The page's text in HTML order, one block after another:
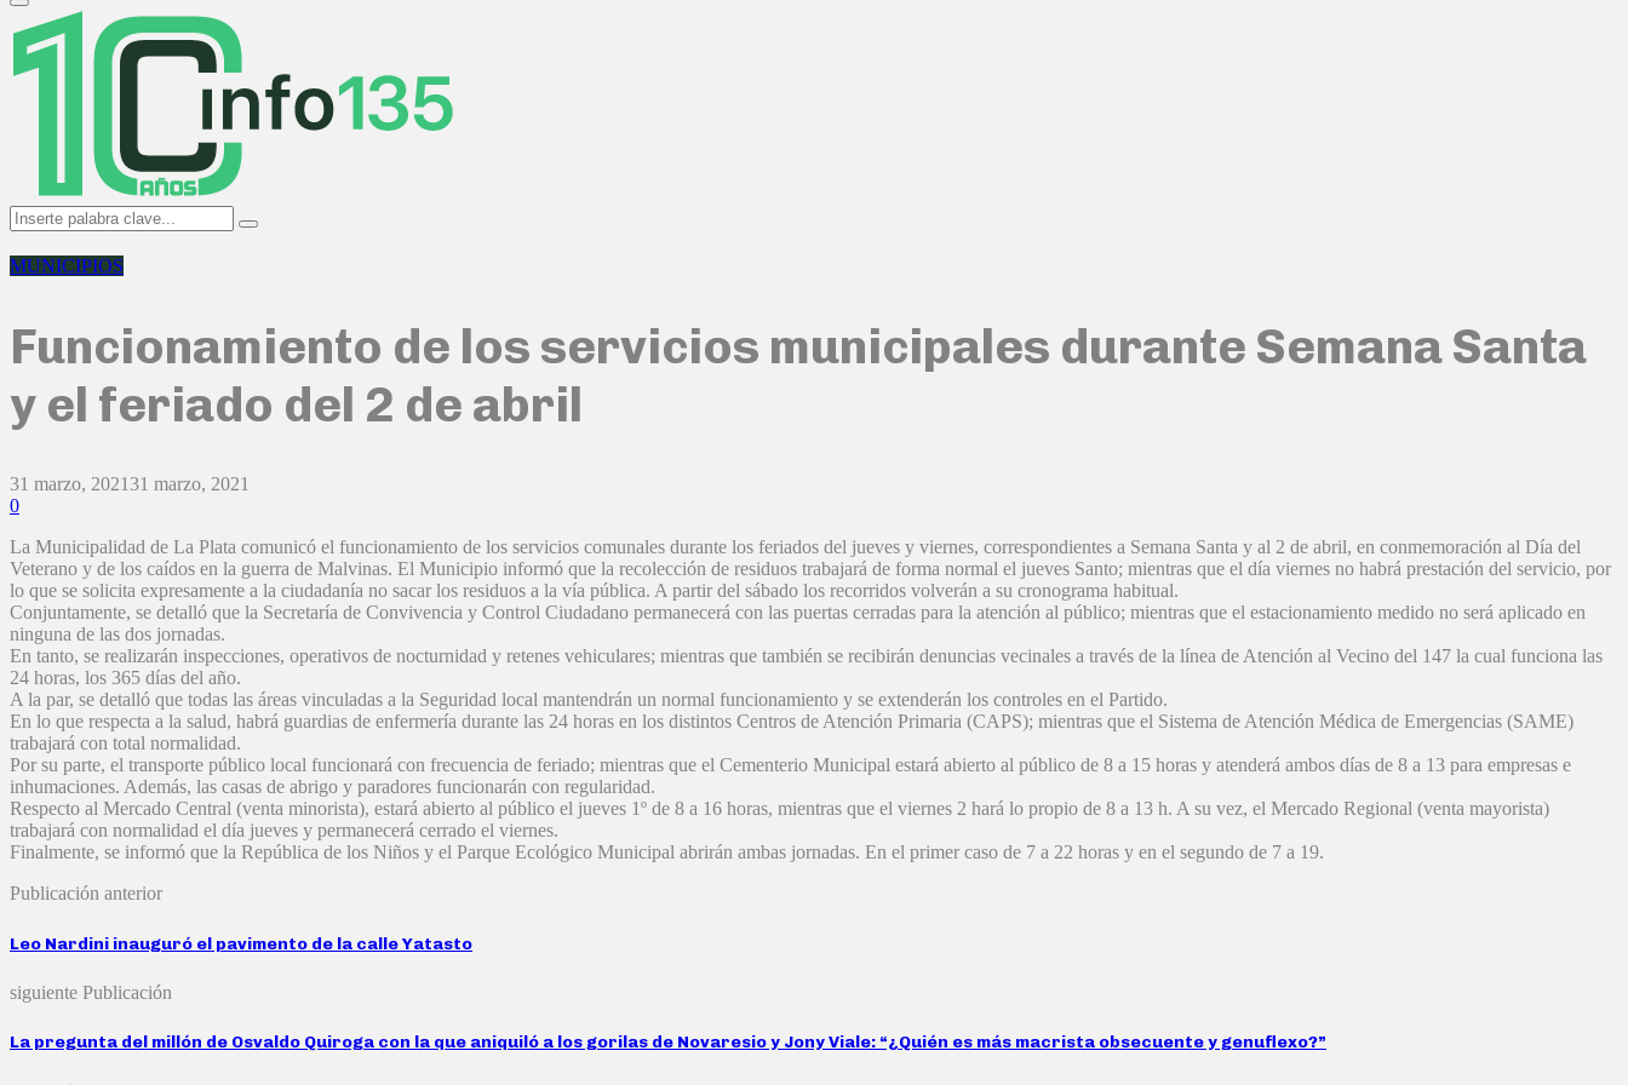
Primary
Menu
Search
for:
Search
MUNICIPIOS
Funcionamiento de los servicios municipales durante Semana Santa
y el feriado del 2 de abril
31 marzo, 202131 marzo, 2021
0
La Municipalidad de La Plata comunicó el funcionamiento de los servicios comunales durante los feriados del jueves y viernes, correspondientes a Semana Santa y al 2 de abril, en conmemoración al Día del
Veterano y de los caídos en la guerra de Malvinas. El Municipio informó que la recolección de residuos trabajará de forma normal el jueves Santo; mientras que el día viernes no habrá prestación del servicio, por
lo que se solicita expresamente a la ciudadanía no sacar los residuos a la vía pública. A partir del sábado los recorridos volverán a su cronograma habitual.
Conjuntamente, se detalló que la Secretaría de Convivencia y Control Ciudadano permanecerá con las puertas cerradas para la atención al público; mientras que el estacionamiento medido no será aplicado en
ninguna de las dos jornadas.
En tanto, se realizarán inspecciones, operativos de nocturnidad y retenes vehiculares; mientras que también se recibirán denuncias vecinales a través de la línea de Atención al Vecino del 147 la cual funciona las
24 horas, los 365 días del año.
A la par, se detalló que todas las áreas vinculadas a la Seguridad local mantendrán un normal funcionamiento y se extenderán los controles en el Partido.
En lo que respecta a la salud, habrá guardias de enfermería durante las 24 horas en los distintos Centros de Atención Primaria (CAPS); mientras que el Sistema de Atención Médica de Emergencias (SAME)
trabajará con total normalidad.
Por su parte, el transporte público local funcionará con frecuencia de feriado; mientras que el Cementerio Municipal estará abierto al público de 8 a 15 horas y atenderá ambos días de 8 a 13 para empresas e
inhumaciones. Además, las casas de abrigo y paradores funcionarán con regularidad.
Respecto al Mercado Central (venta minorista), estará abierto al público el jueves 1º de 8 a 16 horas, mientras que el viernes 2 hará lo propio de 8 a 13 h. A su vez, el Mercado Regional (venta mayorista)
trabajará con normalidad el día jueves y permanecerá cerrado el viernes.
Finalmente, se informó que la República de los Niños y el Parque Ecológico Municipal abrirán ambas jornadas. En el primer caso de 7 a 22 horas y en el segundo de 7 a 19.
Publicación anterior
Leo Nardini inauguró el pavimento de la calle Yatasto
siguiente Publicación
La pregunta del millón de Osvaldo Quiroga con la que aniquiló a los gorilas de Novaresio y Jony Viale: “¿Quién es más macrista obsecuente y genuflexo?”